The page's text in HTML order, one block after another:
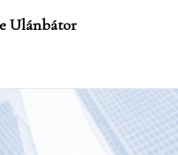
Ulánbátor